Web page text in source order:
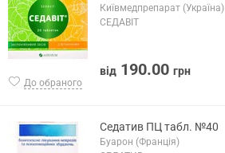
До обраного
Київмедпрепарат (Україна)
СЕДАВІТ
від 190.00 грн
Седатив ПЦ табл. №40
Буарон (Франція)